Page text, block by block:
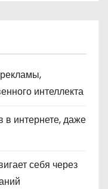
интеллекта
в интернете, даже
себя через